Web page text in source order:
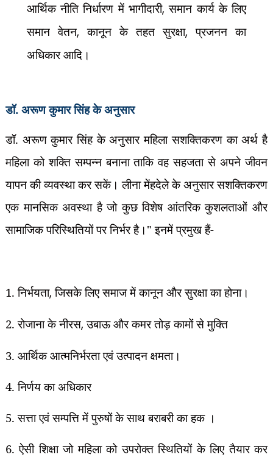
आर्थिक नीति निर्धारण में भागीदारी,समान कार्य के लिए
समान वेतन,कानून के तहत सुरक्षा,प्रजनन का
अधिकार आदि।
डॉ. अरूण कुमार सिंह के अनुसार
डॉ. अरूण कुमार सिंह के अनुसार महिला सशक्तिकरण का अर्थ है
महिला को शक्ति सम्पन्न बनाना ताकि वह सहजता से अपने जीवन
यापन की व्यवस्था कर सकें। लीना मेंहदेले के अनुसार सशक्तिकरण
एक मानसिक अवस्था है जो कुछ विशेष आंतरिक कुशलताओं और
सामाजिक परिस्थितियों पर निर्भर है।" इनमें प्रमुख हैं-
1. निर्भयता,जिसके लिए समाज में कानून और सुरक्षा का होना।
2. रोजाना के नीरस,उबाऊ और कमर तोड़ कामों से मुक्ति
3. आर्थिक आत्मनिर्भरता एवं उत्पादन क्षमता।
4. निर्णय का अधिकार
5. सत्ता एवं सम्पत्ति में पुरुषों के साथ बराबरी का हक ।
6. ऐसी शिक्षा जो महिला को उपरोक्त स्थितियों के लिए तैयार कर